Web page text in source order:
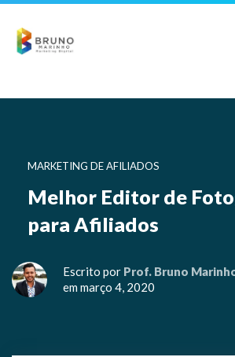
MARKETING DE AFILIADOS
Melhor Editor de
para Afiliados
Escrito por Prof. Bruno
em março 4, 2020